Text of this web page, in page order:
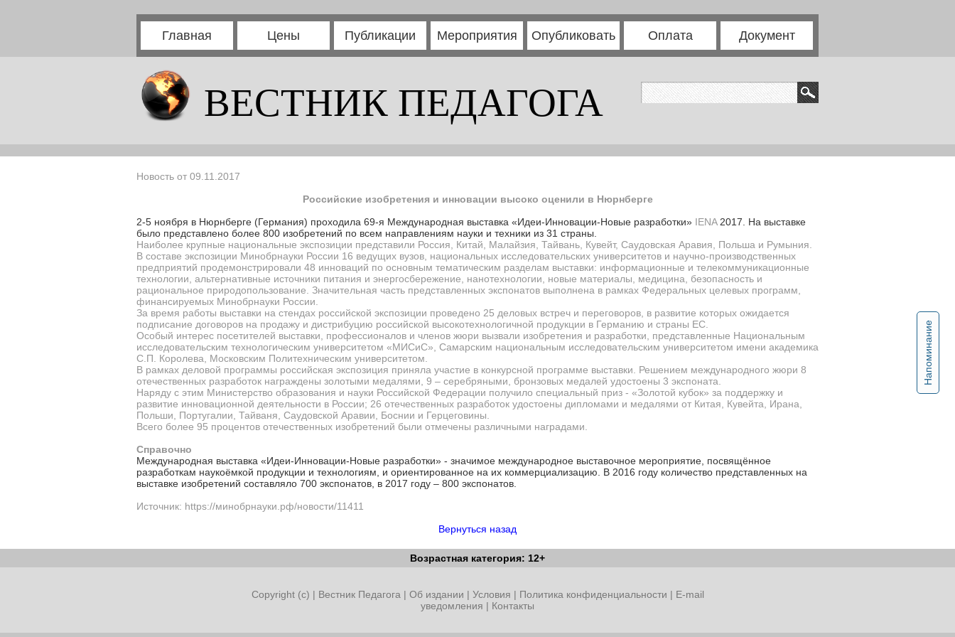
Главная Цены Публикации Мероприятия Опубликовать Оплата Документ
ВЕСТНИК ПЕДАГОГА
Напоминание
Новость от 09.11.2017
Российские изобретения и инновации высоко оценили в Нюрнберге
2-5 ноября в Нюрнберге (Германия) проходила 69-я Международная выставка «Идеи-Инновации-Новые разработки» IENA2017. На выставке
было представлено более 800 изобретений по всем направлениям науки и техники из 31 страны.
Наиболее крупные национальные экспозиции представили Россия, Китай, Малайзия, Тайвань, Кувейт, Саудовская Аравия, Польша и Румыния.
В составе экспозиции Минобрнауки России 16 ведущих вузов, национальных исследовательских университетов и научно-производственных
предприятий продемонстрировали 48 инноваций по основным тематическим разделам выставки: информационные и телекоммуникационные
технологии, альтернативные источники питания и энергосбережение, нанотехнологии, новые материалы, медицина, безопасность и
рациональное природопользование. Значительная часть представленных экспонатов выполнена в рамках Федеральных целевых программ,
финансируемых Минобрнауки России.
За время работы выставки на стендах российской экспозиции проведено 25 деловых встреч и переговоров, в развитие которых ожидается
подписание договоров на продажу и дистрибуцию российской высокотехнологичной продукции в Германию и страны ЕС.
Особый интерес посетителей выставки, профессионалов и членов жюри вызвали изобретения и разработки, представленные Национальным
исследовательским технологическим университетом «МИСиС», Самарским национальным исследовательским университетом имени академика
С.П. Королева, Московским Политехническим университетом.
В рамках деловой программы российская экспозиция приняла участие в конкурсной программе выставки. Решением международного жюри 8
отечественных разработок награждены золотыми медалями, 9 – серебряными, бронзовых медалей удостоены 3 экспоната.
Наряду с этим Министерство образования и науки Российской Федерации получило специальный приз - «Золотой кубок» за поддержку и
развитие инновационной деятельности в России; 26 отечественных разработок удостоены дипломами и медалями от Китая, Кувейта, Ирана,
Польши, Португалии, Тайваня, Саудовской Аравии, Боснии и Герцеговины.
Всего более 95 процентов отечественных изобретений были отмечены различными наградами.
Справочно
Международная выставка «Идеи-Инновации-Новые разработки» - значимое международное выставочное мероприятие, посвящённое
разработкам наукоёмкой продукции и технологиям, и ориентированное на их коммерциализацию. В 2016 году количество представленных на
выставке изобретений составляло 700 экспонатов, в 2017 году – 800 экспонатов.
Источник: https://минобрнауки.рф/новости/11411
Вернуться назад
Возрастная категория: 12+
Copyright (c) | Вестник Педагога | Об издании | Условия | Политика конфиденциальности | E-mail
уведомления | Контакты